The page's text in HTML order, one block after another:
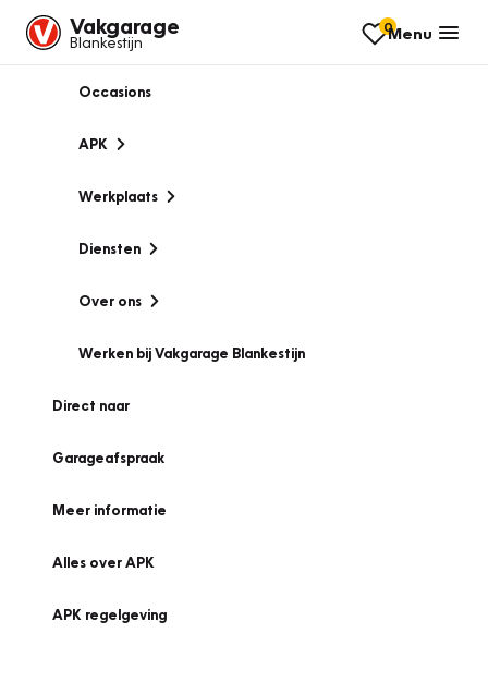
Vakgarage
Blankestijn
0Menu
Occasions
APK
Werkplaats
Diensten
Over ons
Werken bij Vakgarage Blankestijn
Direct naar
Garageafspraak
Meer informatie
Alles over APK
APK regelgeving